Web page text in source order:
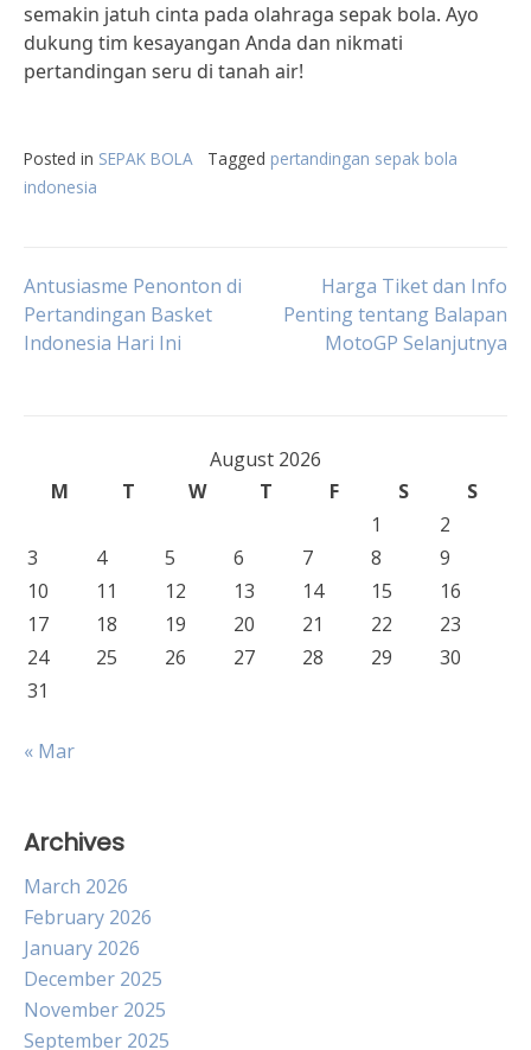
semakin jatuh cinta pada olahraga sepak bola. Ayo
dukung tim kesayangan Anda dan nikmati
pertandingan seru di tanah air!
Posted in SEPAK BOLA Tagged pertandingan sepak bola
indonesia
Post
navigation
Antusiasme Penonton di
Pertandingan Basket
Indonesia Hari Ini
Harga Tiket dan Info
Penting tentang Balapan
MotoGP Selanjutnya
August 2026
M
T W T F S
S
1
2
3
4 5 6 7 8
9
10
11 12 13 14 15
16
17
18 19 20 21 22
23
24
25 26 27 28 29
30
31
« Mar
Archives
March 2026
February 2026
January 2026
December 2025
November 2025
September 2025